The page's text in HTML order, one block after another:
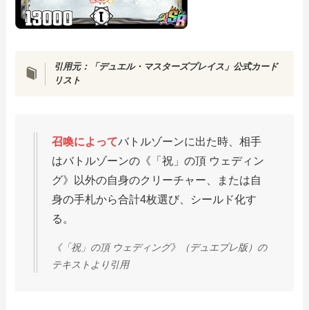
引用元：「デュエル・マスターズプレイス」公式カード
リスト
召喚によってバトルゾーンに出た時、相手
はバトルゾーンの《「祝」の頂 ウェディン
グ》以外の自身のクリーチャー、または自
身の手札から合計4枚選び、シールド化す
る。
《「祝」の頂 ウェディング》（デュエプレ版）の
テキストより引用